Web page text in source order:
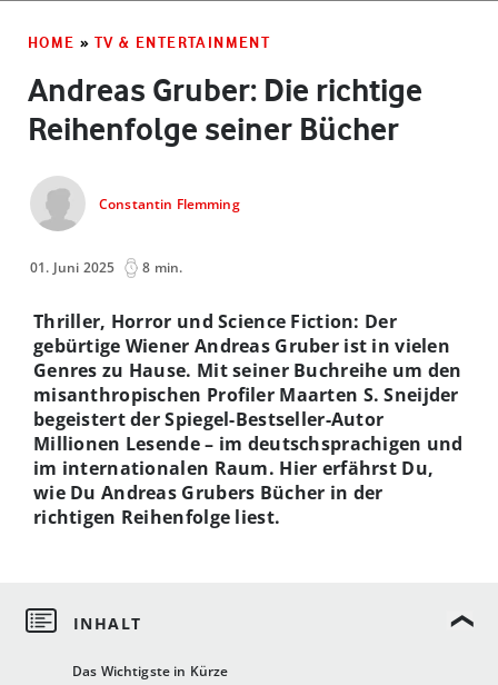
HOME » TV & ENTERTAINMENT
Andreas Gruber: Die richtige
Reihenfolge seiner Bücher
Constantin Flemming
01. Juni 2025 8 min.
Das Wichtigste in Kürze
Thriller, Horror und Science Fiction: Der
gebürtige Wiener Andreas Gruber ist in vielen
Genres zu Hause. Mit seiner Buchreihe um den
misanthropischen Profiler Maarten S. Sneijder
begeistert der Spiegel-Bestseller-Autor
Millionen Lesende – im deutschsprachigen und
im internationalen Raum. Hier erfährst Du,
wie Du Andreas Grubers Bücher in der
richtigen Reihenfolge liest.